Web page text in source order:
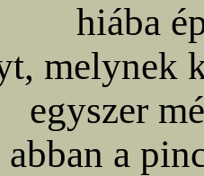
hiába
melynek
egyszer
a